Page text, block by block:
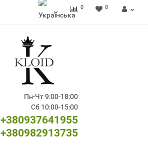
0 0
Пн-Чт 9:00-18:00
Сб 10:00-15:00
+380937641955
+380982913735